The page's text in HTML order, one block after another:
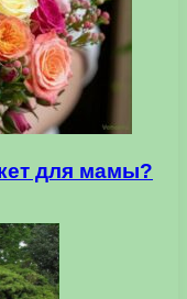
для мамы?